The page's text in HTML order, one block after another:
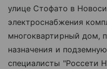
улице Стофато в
электроснабжения
многоквартирный дом,
назначения и
специалисты "Россети